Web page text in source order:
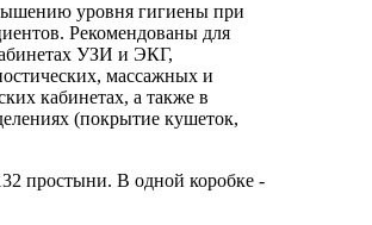
уровня гигиены при
Рекомендованы для
УЗИ и ЭКГ,
массажных и
кабинетах, а также в
(покрытие кушеток,
простыни. В одной коробке -